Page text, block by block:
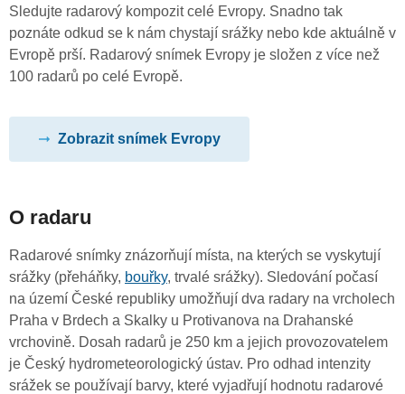
Sledujte radarový kompozit celé Evropy. Snadno tak
poznáte odkud se k nám chystají srážky nebo kde aktuálně v
Evropě prší. Radarový snímek Evropy je složen z více než
100 radarů po celé Evropě.
Zobrazit snímek Evropy
O radaru
Radarové snímky znázorňují místa, na kterých se vyskytují
srážky (přeháňky, bouřky, trvalé srážky). Sledování počasí
na území České republiky umožňují dva radary na vrcholech
Praha v Brdech a Skalky u Protivanova na Drahanské
vrchovině. Dosah radarů je 250 km a jejich provozovatelem
je Český hydrometeorologický ústav. Pro odhad intenzity
srážek se používají barvy, které vyjadřují hodnotu radarové